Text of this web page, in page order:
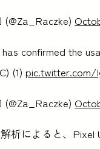
confirmed the
(1) pic.twitter.com/
析によると、